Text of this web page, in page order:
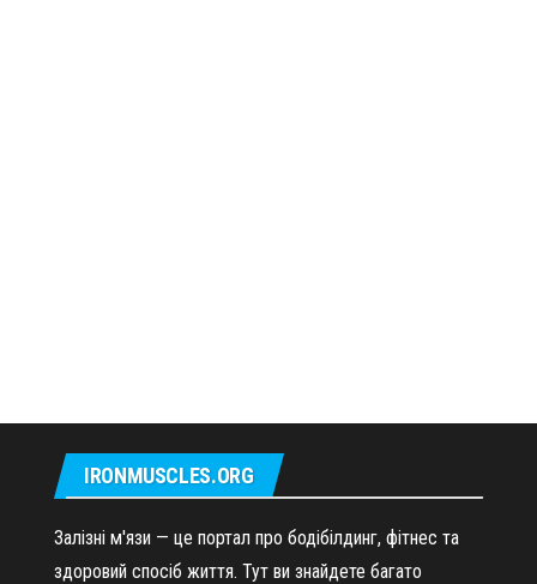
IRONMUSCLES.ORG
Залізні м'язи — це портал про бодібілдинг, фітнес та
здоровий спосіб життя. Тут ви знайдете багато